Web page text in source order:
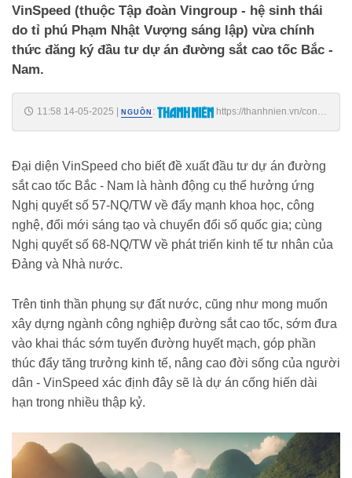
VinSpeed (thuộc Tập đoàn Vingroup - hệ sinh thái
do tỉ phú Phạm Nhật Vượng sáng lập) vừa chính
thức đăng ký đầu tư dự án đường sắt cao tốc Bắc -
Nam.
11:58 14-05-2025 NGUỒN :
https://thanhnien.vn/cong-
Đại diện VinSpeed cho biết đề xuất đầu tư dự án đường
sắt cao tốc Bắc - Nam là hành động cụ thể hưởng ứng
Nghị quyết số 57-NQ/TW về đẩy mạnh khoa học, công
nghệ, đổi mới sáng tạo và chuyển đổi số quốc gia; cùng
Nghị quyết số 68-NQ/TW về phát triển kinh tế tư nhân của
Đảng và Nhà nước.
Trên tinh thần phụng sự đất nước, cũng như mong muốn
xây dựng ngành công nghiệp đường sắt cao tốc, sớm đưa
vào khai thác sớm tuyến đường huyết mạch, góp phần
thúc đẩy tăng trưởng kinh tế, nâng cao đời sống của người
dân - VinSpeed xác định đây sẽ là dự án cống hiến dài
hạn trong nhiều thập kỷ.